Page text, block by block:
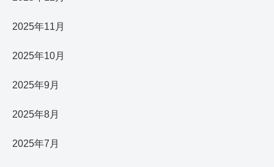
2025年11月
2025年10月
2025年9月
2025年8月
2025年7月